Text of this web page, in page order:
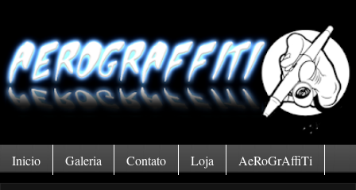
Inicio Galeria Contato Loja AeRoGrAffiTi